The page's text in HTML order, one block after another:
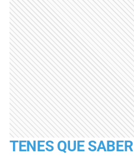
TENES QUE SABER